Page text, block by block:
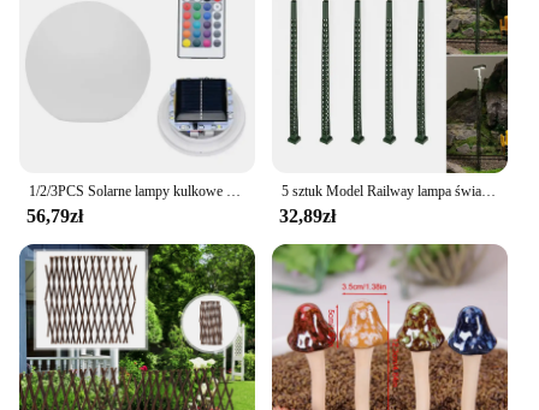
1/2/3PCS Solarne lampy kulkowe LED Zmiana koloru Zewnętrzna wodoodporna ogrodowa lampa słoneczna na trawnik Patio Ścieżka Podwórko Dekoracja domu na imprezę
56,79zł
5 sztuk Model Railway lampa światło ogrodowe HO skala 1:87 układ budynku latarni pociąg kolejowy dekoracje lampa Led
32,89zł